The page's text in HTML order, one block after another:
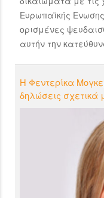
Ευρωπαϊκής
ορισμένες
αυτήν την
Η Φεντερίκα
δηλώσεις σχετικά